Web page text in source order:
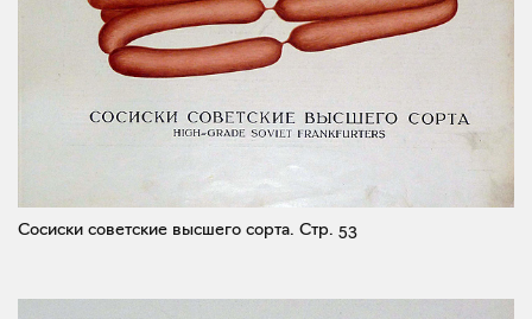
Сосиски советские высшего сорта. Стр. 53